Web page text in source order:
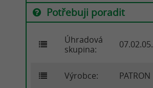
Potřebuji poradit
Úhradová
skupina:
Výrobce: PATRON